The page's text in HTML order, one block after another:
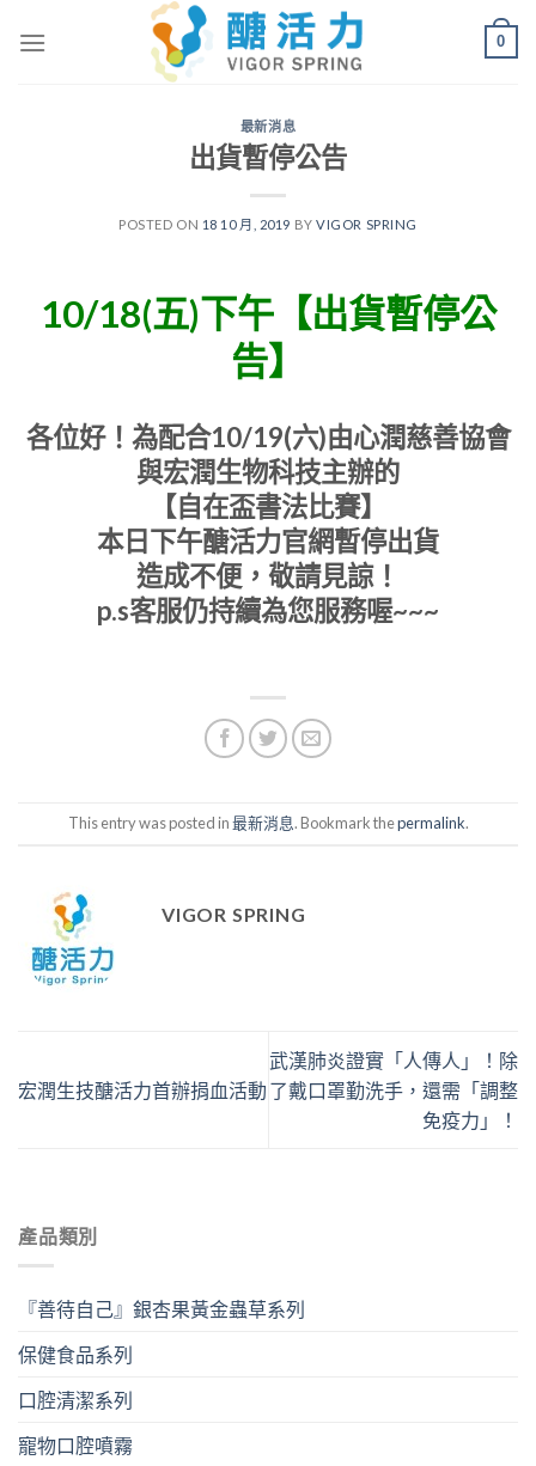
0
最新消息
出貨暫停公告
POSTED ON 18 10 月, 2019 BYVIGOR SPRING
10/18(五)下午【出貨暫停公
告】
各位好！為配合10/19(六)由心潤慈善協會
與宏潤生物科技主辦的
【自在盃書法比賽】
本日下午醣活力官網暫停出貨
造成不便，敬請見諒！
p.s客服仍持續為您服務喔~~~
This entry was posted in最新消息. Bookmark thepermalink.
VIGOR SPRING
宏潤生技醣活力首辦捐血活動
武漢肺炎證實「人傳人」！除
了戴口罩勤洗手，還需「調整
免疫力」！
產品類別
『善待自己』銀杏果黃金蟲草系列
保健食品系列
口腔清潔系列
寵物口腔噴霧